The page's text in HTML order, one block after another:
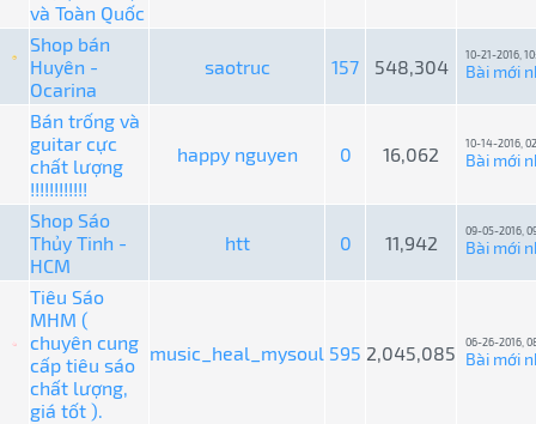
và Toàn Quốc
Shop bán
Huyên -
Ocarina
saotruc 157 548,304
10-21-2016,
Bài mới
Bán trống và
guitar cực
chất lượng
!!!!!!!!!!!!
happy nguyen 0 16,062 10-14-2016,
Bài mới
Shop Sáo
Thủy Tinh -
HCM
htt 0 11,942
09-05-2016,
Bài mới
Tiêu Sáo
MHM (
chuyên cung
cấp tiêu sáo
chất lượng,
giá tốt ).
music_heal_mysoul 595 2,045,085 06-26-2016,
Bài mới